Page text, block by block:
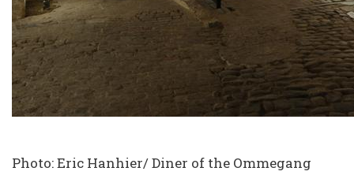
Photo: Eric Hanhier/ Diner of the Ommegang